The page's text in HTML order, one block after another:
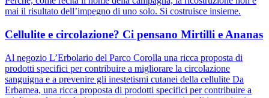
mai il risultato dell’impegno di uno solo. Si costruisce insieme.
Cellulite e circolazione? Ci pensano Mirtilli e Ananas
Al negozio L’Erbolario del Parco Corolla una ricca proposta di
prodotti specifici per contribuire a migliorare la circolazione
sanguigna e a prevenire gli inestetismi cutanei della cellulite Da
Erbamea, una ricca proposta di prodotti specifici per contribuire a